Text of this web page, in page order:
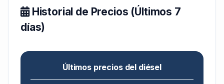
Historial de Precios (Últimos 7
días)
Últimos precios del diésel